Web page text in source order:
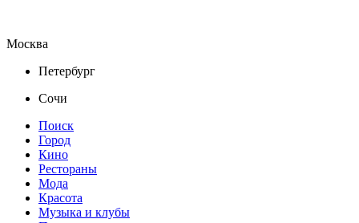
Москва
Петербург
Сочи
Поиск
Город
Кино
Рестораны
Мода
Красота
Музыка и клубы